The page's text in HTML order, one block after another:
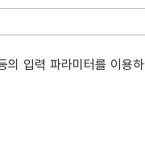
의 입력 파라미터를 이용